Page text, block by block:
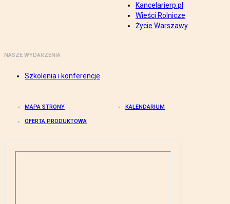
Kancelarierp.pl
Wieści Rolnicze
Życie Warszawy
NASZE WYDARZENIA
Szkolenia i konferencje
MAPA STRONY KALENDARIUM
OFERTA PRODUKTOWA